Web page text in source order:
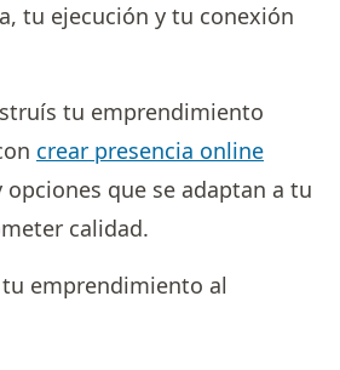
tu ejecución y tu conexión
tu emprendimiento
crear presencia online
opciones que se adaptan a tu
calidad.
emprendimiento al